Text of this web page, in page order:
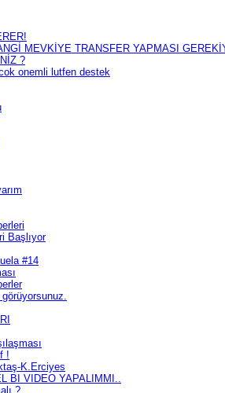
MEVKİYE TRANSFER YAPMASI
?
onemli lutfen destek
Başlıyor
#14
!
K.Erciyes
BI VIDEO YAPALIMMI..
?